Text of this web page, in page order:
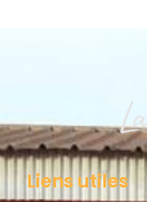
Liens utiles